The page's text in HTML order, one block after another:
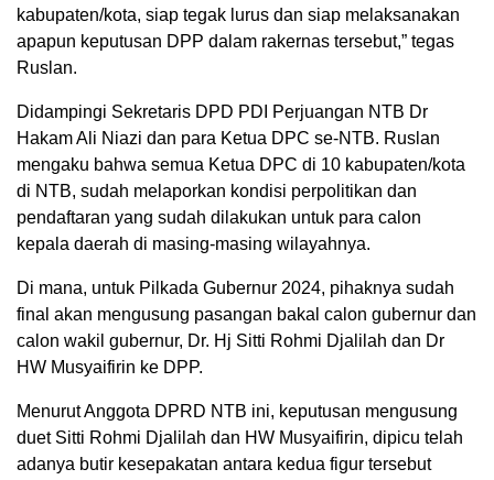
kabupaten/kota, siap tegak lurus dan siap melaksanakan
apapun keputusan DPP dalam rakernas tersebut,” tegas
Ruslan.
Didampingi Sekretaris DPD PDI Perjuangan NTB Dr
Hakam Ali Niazi dan para Ketua DPC se-NTB. Ruslan
mengaku bahwa semua Ketua DPC di 10 kabupaten/kota
di NTB, sudah melaporkan kondisi perpolitikan dan
pendaftaran yang sudah dilakukan untuk para calon
kepala daerah di masing-masing wilayahnya.
Di mana, untuk Pilkada Gubernur 2024, pihaknya sudah
final akan mengusung pasangan bakal calon gubernur dan
calon wakil gubernur, Dr. Hj Sitti Rohmi Djalilah dan Dr
HW Musyaifirin ke DPP.
Menurut Anggota DPRD NTB ini, keputusan mengusung
duet Sitti Rohmi Djalilah dan HW Musyaifirin, dipicu telah
adanya butir kesepakatan antara kedua figur tersebut